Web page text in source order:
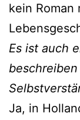
kein Roman
Es ist auch
Ja, in